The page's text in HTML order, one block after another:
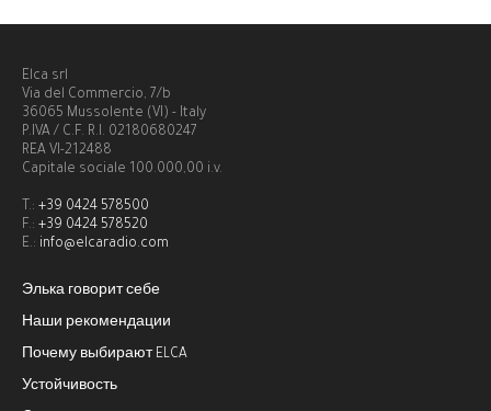
Elca srl
Via del Commercio, 7/b
36065 Mussolente (VI) - Italy
P.IVA / C.F. R.I. 02180680247
REA VI-212488
Capitale sociale 100.000,00 i.v.
T.: +39 0424 578500
F.: +39 0424 578520
E.: info@elcaradio.com
Элька говорит себе
Наши рекомендации
Почему выбирают ELCA
Устойчивость